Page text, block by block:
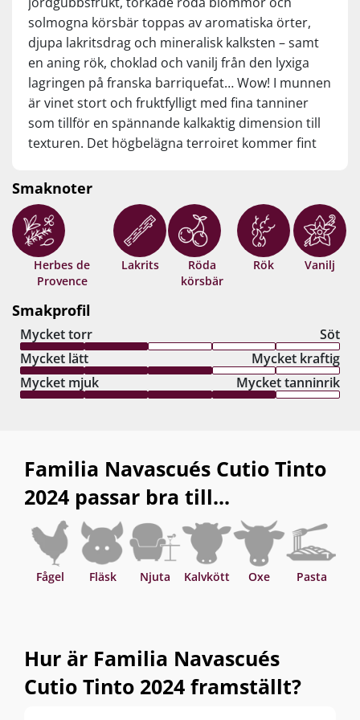
solmogna körsbär toppas av aromatiska örter,
djupa lakritsdrag och mineralisk kalksten – samt
en aning rök, choklad och vanilj från den lyxiga
lagringen på franska barriquefat… Wow! I munnen
är vinet stort och fruktfylligt med fina tanniner
som tillför en spännande kalkaktig dimension till
texturen. Det högbelägna terroiret kommer fint
tillför mineralisk fräschör till den kraftiga frukten
och fatets lätt rökta kryddighet… Man förstår
hypen! Drick nu, eller spara 8–10 år från
årgången.
Smaknoter
Herbes de
Provence
Lakrits
Röda
körsbär
Rök Vanilj
Smakprofil
Mycket torr
Söt
Mycket lätt
Mycket kraftig
Mycket mjuk
Mycket tanninrik
Familia Navascués Cutio Tinto
2024 passar bra till...
Fågel Fläsk Njuta Kalvkött Oxe Pasta
Hur är Familia Navascués
Cutio Tinto 2024 framställt?